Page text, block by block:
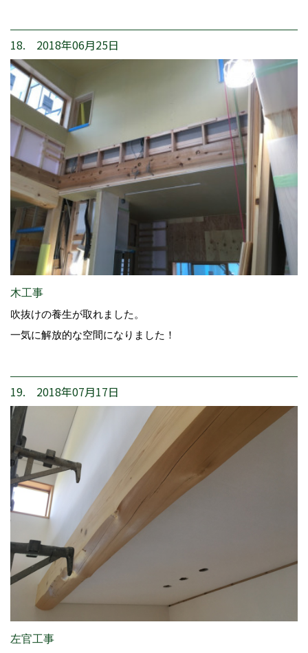
18. 2018年06月25日
木工事
吹抜けの養生が取れました。
一気に解放的な空間になりました！
19. 2018年07月17日
左官工事